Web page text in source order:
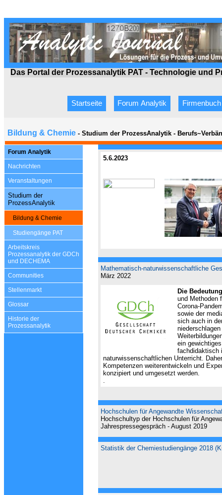
Das Portal der Prozessanalytik PAT - Technologie und
Startseite Forum Analytik Firmenbuch
Bildung & Chemie - Studium der ProzessAnalytik -
Forum Analytik
Nachrichten
Veranstaltungen
Studium der
ProzessAnalytik
Bildung & Chemie
Studiengänge PAT
Arbeitskreis
Prozessanalytik der GDCh
und DECHEMA
Communities
Stellenmarkt
Glossar
Historie der
Prozessanalytik
5.6.2023
Mathematisch-naturwissenschaftliche
März 2022
Die Bedeutung
und Methoden
Corona-
sowie der
sich auch in
Weiterbildung
ein
fachdidaktisch
naturwissenschaftlichen Unterricht
Kompetenzen weiterentwickeln und
konzipiert und umgesetzt werden.
Hochschulen für Angewandte
Hochschultyp der Hochschulen für
Jahrespressegespräch - August 2019
Statistik der Chemiestudiengänge 2018